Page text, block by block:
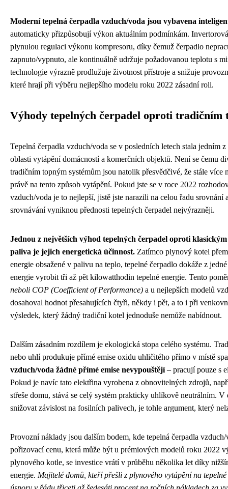
Moderní tepelná čerpadla vzduch/voda jsou vybavena
automaticky přizpůsobují výkon aktuálním podmínkám.
plynulou regulaci výkonu kompresoru, díky čemuž čerpadlo
zapnuto/vypnuto, ale kontinuálně udržuje požadovanou teplotu s
technologie výrazně prodlužuje životnost přístroje a snižuje
které hrají při výběru nejlepšího modelu roku 2022 zásadní roli.
Výhody tepelných čerpadel oproti tradičním
Tepelná čerpadla vzduch/voda se v posledních letech stala jedním
oblasti vytápění domácností a komerčních objektů. Není se čemu
tradičním topným systémům jsou natolik přesvědčivé, že stále více
právě na tento způsob vytápění. Pokud jste se v roce 2022
vzduch/voda je to nejlepší, jistě jste narazili na celou řadu srovnání
srovnávání vyniknou přednosti tepelných čerpadel nejvýrazněji.
Jednou z největších výhod tepelných čerpadel oproti
paliva je jejich energetická účinnost. Zatímco plynový kotel
energie obsažené v palivu na teplo, tepelné čerpadlo dokáže z
energie vyrobit tři až pět kilowatthodin tepelné energie. Tento
neboli COP (Coefficient of Performance) a u nejlepších modelů
dosahoval hodnot přesahujících čtyři, někdy i pět, a to i při
výsledek, který žádný tradiční kotel jednoduše nemůže nabídnout.
Dalším zásadním rozdílem je ekologická stopa celého systému.
nebo uhlí produkuje přímé emise oxidu uhličitého přímo v místě
vzduch/voda žádné přímé emise nevypouštějí– pracují pouze s
Pokud je navíc tato elektřina vyrobena z obnovitelných zdrojů,
střeše domu, stává se celý systém prakticky uhlíkově neutrálním. V
snižovat závislost na fosilních palivech, je tohle argument, který
Provozní náklady jsou dalším bodem, kde tepelná čerpadla
pořizovací cenu, která může být u prémiových modelů roku 2022
plynového kotle, se investice vrátí v průběhu několika let díky
energie. Majitelé domů, kteří přešli z plynového vytápění na